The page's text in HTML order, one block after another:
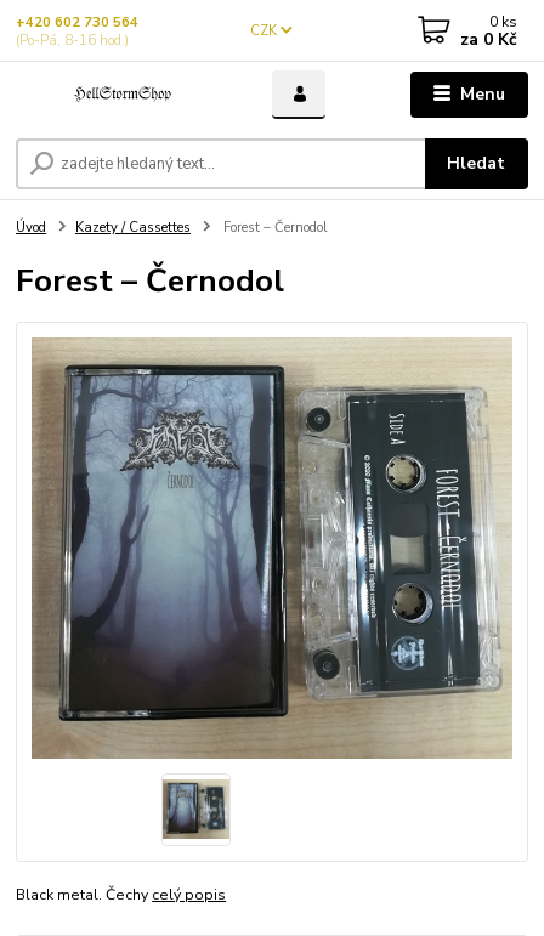
Menu
CZK
Hledat
+420 602 730 564
(Po-Pá, 8-16 hod.)
0 ks
za 0 Kč
Úvod Kazety / Cassettes Forest – Černodol
Forest – Černodol
Black metal. Čechy celý popis